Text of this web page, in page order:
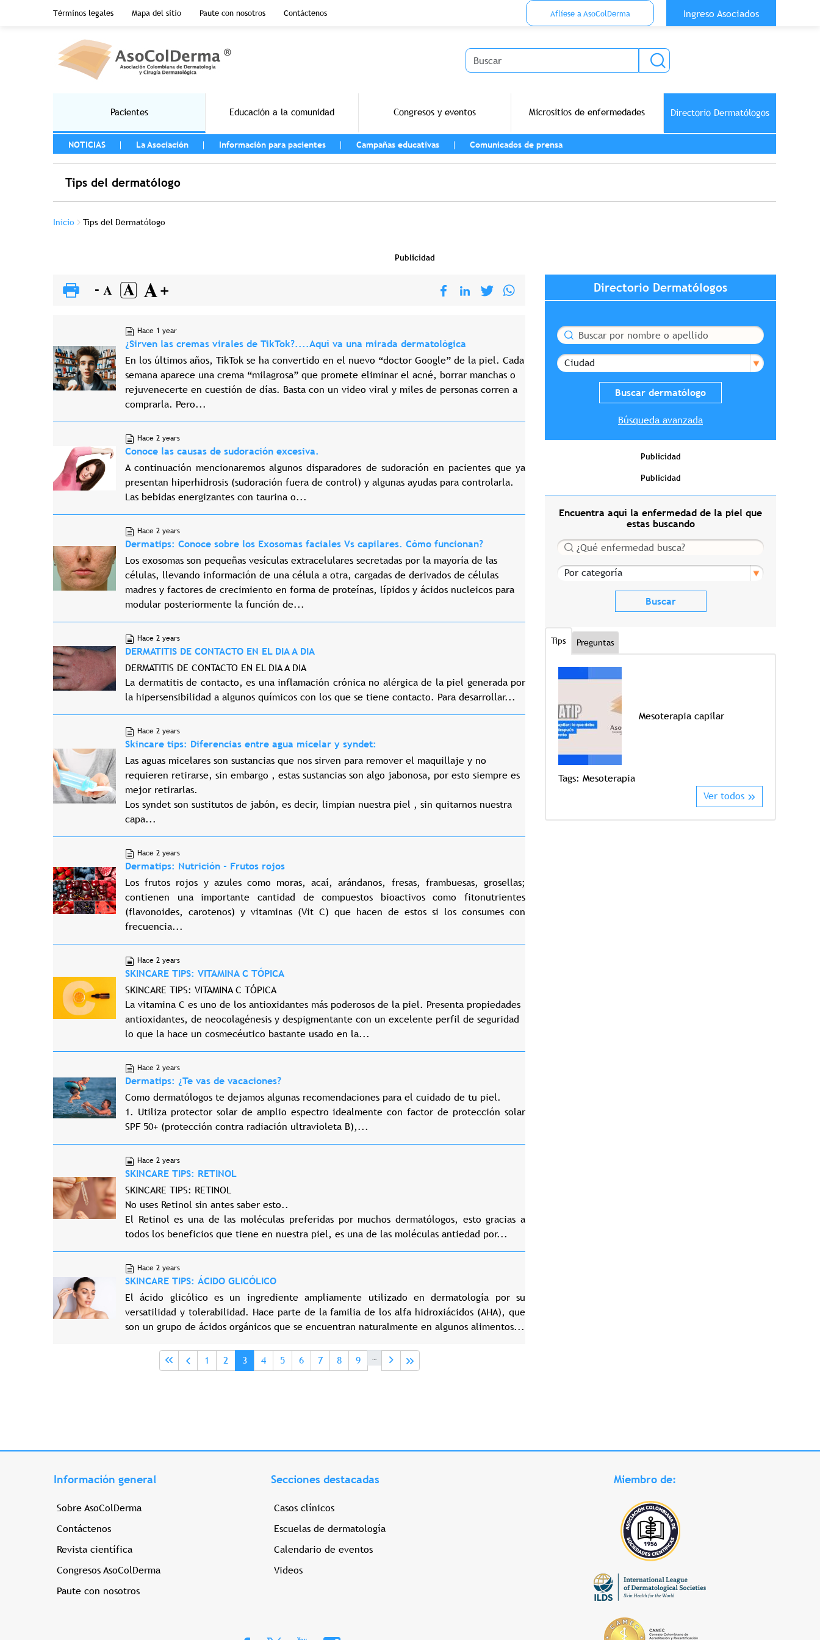
Pasar al contenido principal
Términos legales
Mapa del sitio Paute con nosotros Contáctenos
Menu Top Anónimo
Aflíese a AsoColDerma
Ingreso Asociados
Buscar
Pacientes Educación a la comunidad Congresos y eventos Micrositios de enfermedades Directorio Dermatólogos
MENU LEFT
NOTICIAS
La Asociación Información para pacientes Campañas educativas Comunicados de prensa
Tips del dermatólogo
Sobrescribir enlaces de ayuda a la navegación
Inicio Tips del Dermatólogo
Publicidad
Hace 1 year
¿Sirven las cremas virales de TikTok?....Aquí va una mirada dermatológica
En los últimos años, TikTok se ha convertido en el nuevo “doctor Google” de la piel. Cada
semana aparece una crema “milagrosa” que promete eliminar el acné, borrar manchas o
rejuvenecerte en cuestión de días. Basta con un video viral y miles de personas corren a
comprarla. Pero...
Hace 2 years
Conoce las causas de sudoración excesiva.
A continuación mencionaremos algunos disparadores de sudoración en pacientes que ya
presentan hiperhidrosis (sudoración fuera de control) y algunas ayudas para controlarla.
Las bebidas energizantes con taurina o...
Hace 2 years
Dermatips: Conoce sobre los Exosomas faciales Vs capilares. Cómo funcionan?
Los exosomas son pequeñas vesículas extracelulares secretadas por la mayoría de las
células, llevando información de una célula a otra, cargadas de derivados de células
madres y factores de crecimiento en forma de proteínas, lípidos y ácidos nucleicos para
modular posteriormente la función de...
Hace 2 years
DERMATITIS DE CONTACTO EN EL DIA A DIA
DERMATITIS DE CONTACTO EN EL DIA A DIA
La dermatitis de contacto, es una inflamación crónica no alérgica de la piel generada por
la hipersensibilidad a algunos químicos con los que se tiene contacto. Para desarrollar...
Hace 2 years
Skincare tips: Diferencias entre agua micelar y syndet:
Las aguas micelares son sustancias que nos sirven para remover el maquillaje y no
requieren retirarse, sin embargo , estas sustancias son algo jabonosa, por esto siempre es
mejor retirarlas.
Los syndet son sustitutos de jabón, es decir, limpian nuestra piel , sin quitarnos nuestra
capa...
Hace 2 years
Dermatips: Nutrición - Frutos rojos
Los frutos rojos y azules como moras, acaí, arándanos, fresas, frambuesas, grosellas;
contienen una importante cantidad de compuestos bioactivos como fitonutrientes
(flavonoides, carotenos) y vitaminas (Vit C) que hacen de estos si los consumes con
frecuencia...
Hace 2 years
SKINCARE TIPS: VITAMINA C TÓPICA
SKINCARE TIPS: VITAMINA C TÓPICA
La vitamina C es uno de los antioxidantes más poderosos de la piel. Presenta propiedades
antioxidantes, de neocolagénesis y despigmentante con un excelente perfil de seguridad
lo que la hace un cosmecéutico bastante usado en la...
Hace 2 years
Dermatips: ¿Te vas de vacaciones?
Como dermatólogos te dejamos algunas recomendaciones para el cuidado de tu piel.
1. Utiliza protector solar de amplio espectro idealmente con factor de protección solar
SPF 50+ (protección contra radiación ultravioleta B),...
Hace 2 years
SKINCARE TIPS: RETINOL
SKINCARE TIPS: RETINOL
No uses Retinol sin antes saber esto..
El Retinol es una de las moléculas preferidas por muchos dermatólogos, esto gracias a
todos los beneficios que tiene en nuestra piel, es una de las moléculas antiedad por...
Hace 2 years
SKINCARE TIPS: ÁCIDO GLICÓLICO
El ácido glicólico es un ingrediente ampliamente utilizado en dermatología por su
versatilidad y tolerabilidad. Hace parte de la familia de los alfa hidroxiácidos (AHA), que
son un grupo de ácidos orgánicos que se encuentran naturalmente en algunos alimentos...
Page
1 Page
2 Página actual
3 Page
4 Page
5 Page
6 Page
7 Page
8 Page
9
Directorio Dermatólogos
Buscar
Ciudad
Búsqueda avanzada
Publicidad
Publicidad
Encuentra aquí la enfermedad de la piel que
estas buscando
Buscar
Por categoría
Tips Preguntas
Tags:Tricologia
Mesoterapia capilar
Tags: Mesoterapia
Ver todos
Información general
Sobre AsoColDerma
Contáctenos
Revista científica
Congresos AsoColDerma
Paute con nosotros
Secciones destacadas
Casos clínicos
Escuelas de dermatología
Calendario de eventos
Videos
Miembro de: